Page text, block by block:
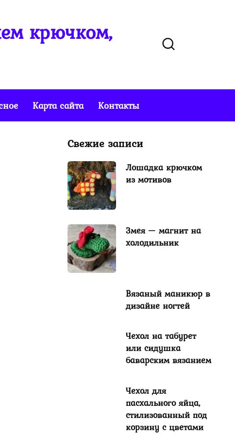
крючком,
Карта сайта Контакты
Свежие записи
Лошадка крючком
из мотивов
Змея — магнит на
холодильник
Вязаный маникюр в
дизайне ногтей
Чехол на табурет
или сидушка
баварским вязанием
Чехол для
пасхального яйца,
стилизованный под
корзину с цветами